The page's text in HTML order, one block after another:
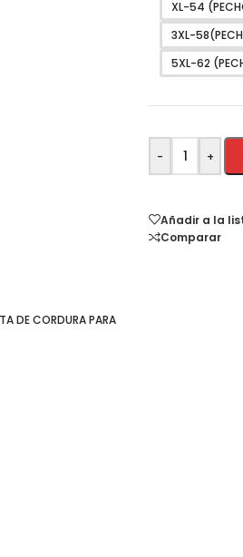
XL-54
3XL-
5XL-62
- +
Añadir a la
Comparar